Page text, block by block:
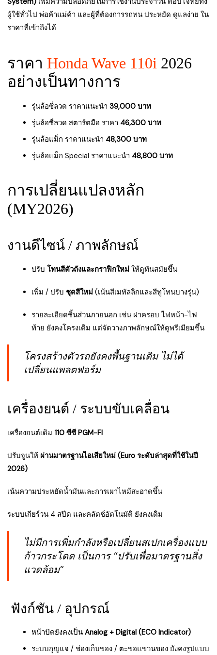
ผู้ใช้ทั่วไป พ่อค้าแม่ค้า และผู้ที่ต้องการรถทน ประหยัด ดูแลง่าย ใน
ราคาที่เข้าถึงได้
ราคา Honda Wave 110i 2026
อย่างเป็นทางการ
รุ่นล้อซี่ลวด ราคาแนะนำ 39,000 บาท
รุ่นล้อซี่ลวด สตาร์ตมือ ราคา 46,300 บาท
รุ่นล้อแม็ก ราคาแนะนำ 48,300 บาท
รุ่นล้อแม็ก Special ราคาแนะนำ 48,800 บาท
การเปลี่ยนแปลงหลัก
(MY2026)
งานดีไซน์ / ภาพลักษณ์
ปรับ โทนสีตัวถังและกราฟิกใหม่ ให้ดูทันสมัยขึ้น
เพิ่ม / ปรับ ชุดสีใหม่ (เน้นสีเมทัลลิกและสีทูโทนบางรุ่น)
รายละเอียดชิ้นส่วนภายนอก เช่น ฝาครอบ ไฟหน้า-ไฟ
ท้าย ยังคงโครงเดิม แต่จัดวางภาพลักษณ์ให้ดูพรีเมียมขึ้น
โครงสร้างตัวรถยังคงพื้นฐานเดิม ไม่ได้
เปลี่ยนแพลตฟอร์ม
เครื่องยนต์ / ระบบขับเคลื่อน
เครื่องยนต์เดิม 110 ซีซี PGM-FI
ปรับจูนให้ ผ่านมาตรฐานไอเสียใหม่ (Euro ระดับล่าสุดที่ใช้ในปี
2026)
เน้นความประหยัดน้ำมันและการเผาไหม้สะอาดขึ้น
ระบบเกียร์วน 4 สปีด และคลัตช์อัตโนมัติ ยังคงเดิม
ไม่มีการเพิ่มกำลังหรือเปลี่ยนสเปกเครื่องแบบ
ก้าวกระโดด เป็นการ “ปรับเพื่อมาตรฐานสิ่ง
แวดล้อม”
ฟังก์ชัน / อุปกรณ์
หน้าปัดยังคงเป็น Analog + Digital (ECO Indicator)
ระบบกุญแจ / ช่องเก็บของ / ตะขอแขวนของ ยังคงรูปแบบ